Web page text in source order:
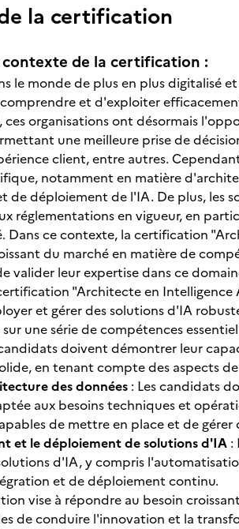
la certification
de la certification :
le monde de plus en plus digitalisé
et d'exploiter
ces organisations ont désormais
une meilleure prise de
client, entre autres.
notamment en matière
de déploiement de l'IA. De plus, les
réglementations en vigueur, en
Dans ce contexte, la certification
du marché en matière de
valider leur expertise dans ce
"Architecte en Intelligence
et gérer des solutions d'IA
une série de compétences
doivent démontrer leur
en tenant compte des aspects
des données : Les candidats
aux besoins techniques et
de mettre en place et de
et le déploiement de solutions d'IA :
d'IA, y compris
et de déploiement continu.
vise à répondre au besoin
de conduire l'innovation et la